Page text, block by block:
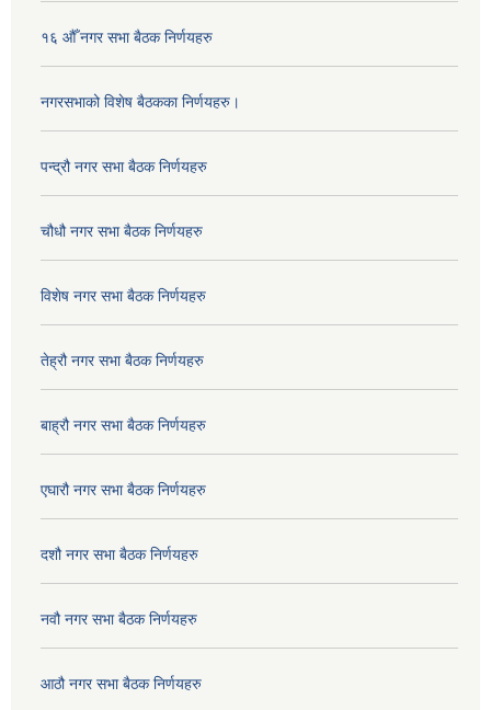
१६ औँ नगर सभा बैठक निर्णयहरु
नगरसभाको विशेष बैठकका निर्णयहरु।
पन्द्रौ नगर सभा बैठक निर्णयहरु
चौधौ नगर सभा बैठक निर्णयहरु
विशेष नगर सभा बैठक निर्णयहरु
तेह्रौ नगर सभा बैठक निर्णयहरु
बाह्रौ नगर सभा बैठक निर्णयहरु
एघारौ नगर सभा बैठक निर्णयहरु
दशौ नगर सभा बैठक निर्णयहरु
नवौ नगर सभा बैठक निर्णयहरु
आठौ नगर सभा बैठक निर्णयहरु